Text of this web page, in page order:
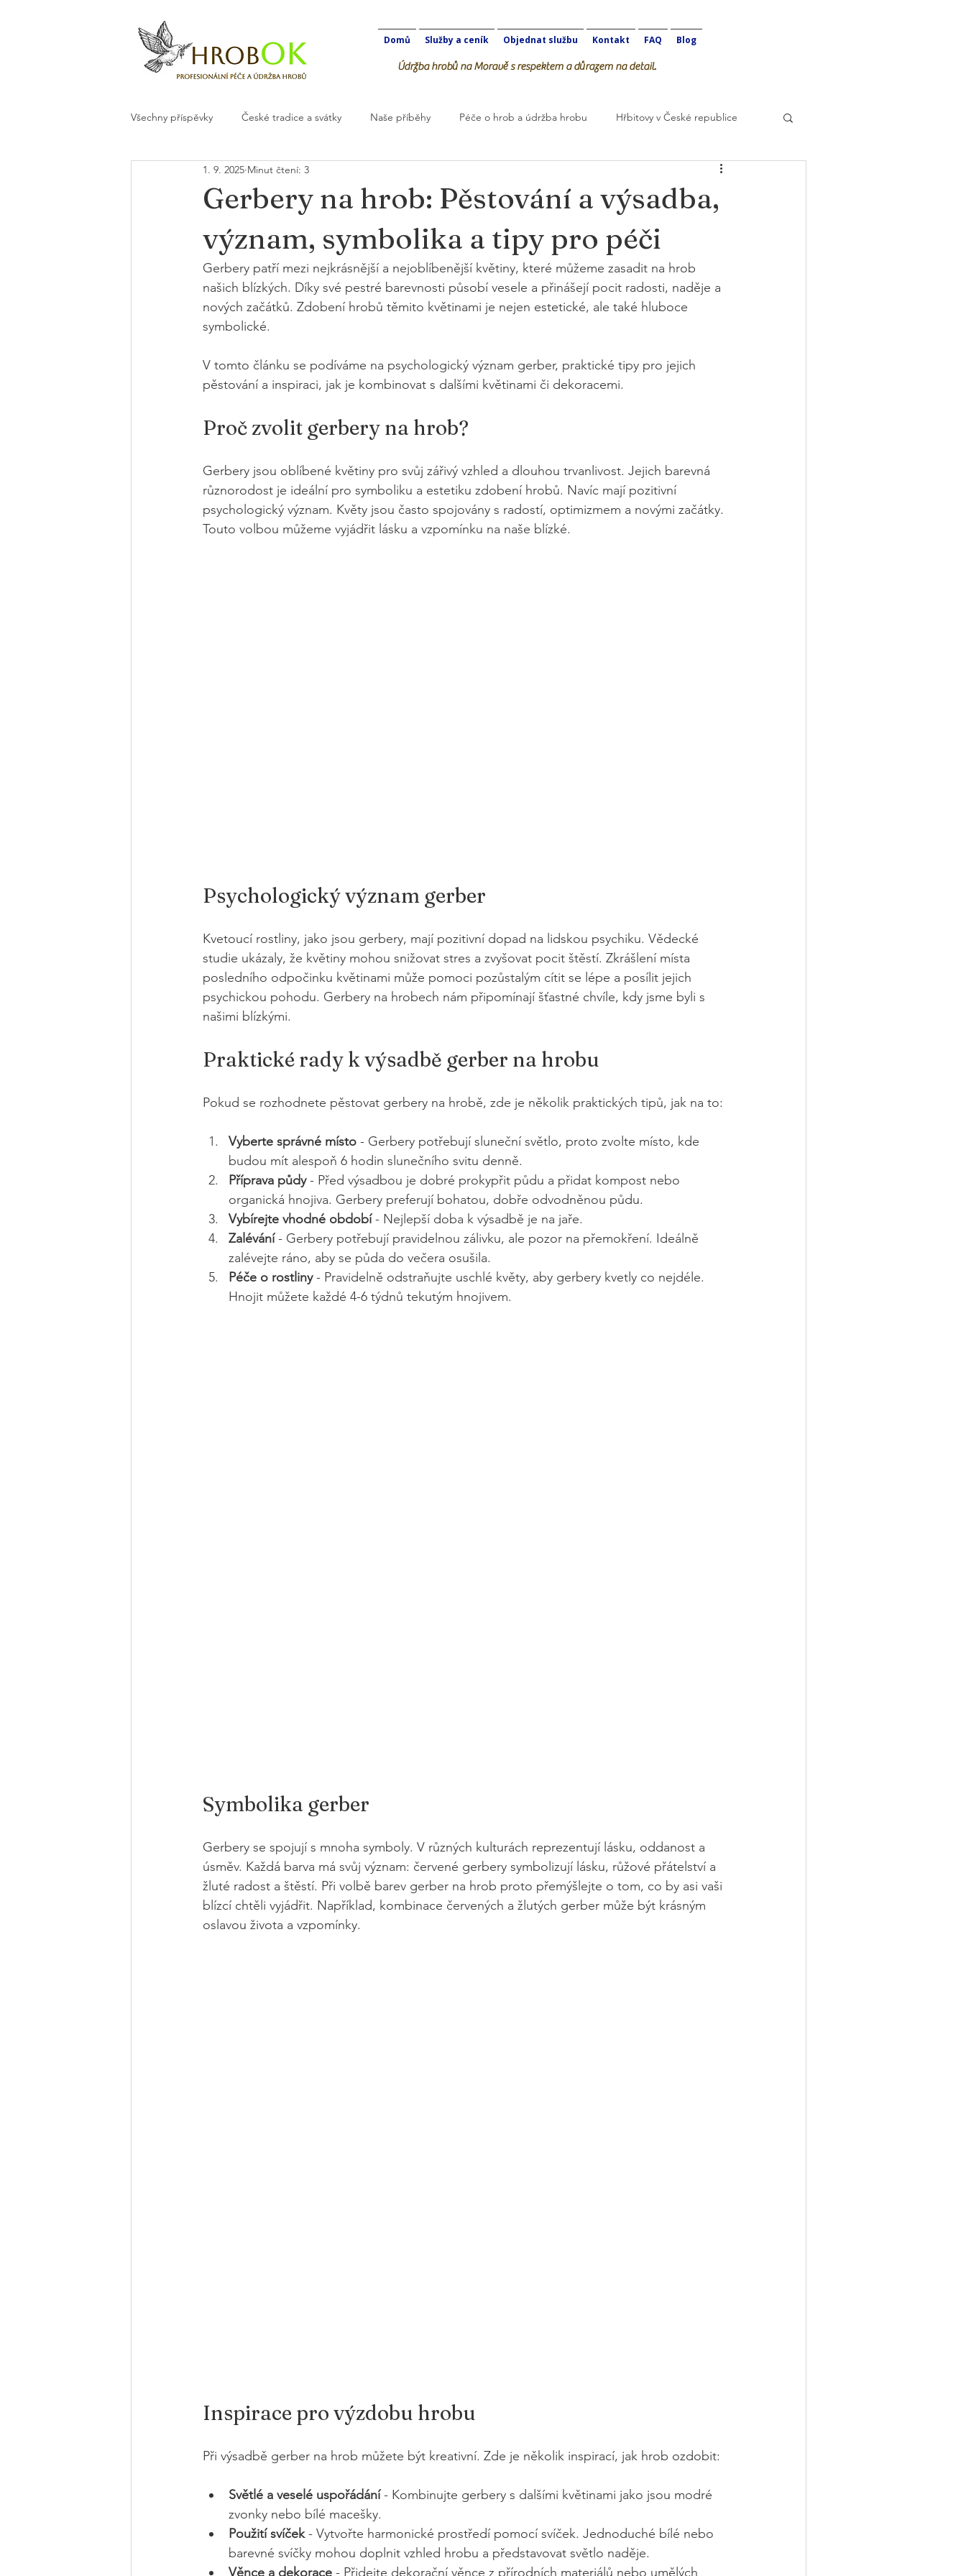
Domů Služby a ceník Objednat službu Kontakt FAQ Blog
Údržba hrobů na Moravě s respektem a důrazem na detail.
Všechny příspěvky České tradice a svátky Naše příběhy Péče o hrob a údržba hrobu Hřbitovy v České republice
Květiny a dekorace na hrob
Gerbery na hrob: Pěstování a výsadba,
význam, symbolika a tipy pro péči
1. 9. 2025 Minut čtení: 3
Gerbery patří mezi nejkrásnější a nejoblíbenější květiny, které můžeme zasadit na hrob
našich blízkých. Díky své pestré barevnosti působí vesele a přinášejí pocit radosti, naděje a
nových začátků. Zdobení hrobů těmito květinami je nejen estetické, ale také hluboce
symbolické.
V tomto článku se podíváme na psychologický význam gerber, praktické tipy pro jejich
pěstování a inspiraci, jak je kombinovat s dalšími květinami či dekoracemi.
Proč zvolit gerbery na hrob?
Gerbery jsou oblíbené květiny pro svůj zářivý vzhled a dlouhou trvanlivost. Jejich barevná
různorodost je ideální pro symboliku a estetiku zdobení hrobů. Navíc mají pozitivní
psychologický význam. Květy jsou často spojovány s radostí, optimizmem a novými začátky.
Touto volbou můžeme vyjádřit lásku a vzpomínku na naše blízké.
Psychologický význam gerber
Kvetoucí rostliny, jako jsou gerbery, mají pozitivní dopad na lidskou psychiku. Vědecké
studie ukázaly, že květiny mohou snižovat stres a zvyšovat pocit štěstí. Zkrášlení místa
posledního odpočinku květinami může pomoci pozůstalým cítit se lépe a posílit jejich
psychickou pohodu. Gerbery na hrobech nám připomínají šťastné chvíle, kdy jsme byli s
našimi blízkými.
Praktické rady k výsadbě gerber na hrobu
Pokud se rozhodnete pěstovat gerbery na hrobě, zde je několik praktických tipů, jak na to:
Vyberte správné místo - Gerbery potřebují sluneční světlo, proto zvolte místo, kde
budou mít alespoň 6 hodin slunečního svitu denně.
Příprava půdy - Před výsadbou je dobré prokypřit půdu a přidat kompost nebo
organická hnojiva. Gerbery preferují bohatou, dobře odvodněnou půdu.
Vybírejte vhodné období - Nejlepší doba k výsadbě je na jaře.
Zalévání - Gerbery potřebují pravidelnou zálivku, ale pozor na přemokření. Ideálně
zalévejte ráno, aby se půda do večera osušila.
Péče o rostliny - Pravidelně odstraňujte uschlé květy, aby gerbery kvetly co nejdéle.
Hnojit můžete každé 4-6 týdnů tekutým hnojivem.
Symbolika gerber
Gerbery se spojují s mnoha symboly. V různých kulturách reprezentují lásku, oddanost a
úsměv. Každá barva má svůj význam: červené gerbery symbolizují lásku, růžové přátelství a
žluté radost a štěstí. Při volbě barev gerber na hrob proto přemýšlejte o tom, co by asi vaši
blízcí chtěli vyjádřit. Například, kombinace červených a žlutých gerber může být krásným
oslavou života a vzpomínky.
Inspirace pro výzdobu hrobu
Při výsadbě gerber na hrob můžete být kreativní. Zde je několik inspirací, jak hrob ozdobit:
Světlé a veselé uspořádání - Kombinujte gerbery s dalšími květinami jako jsou modré
zvonky nebo bílé macešky.
Použití svíček - Vytvořte harmonické prostředí pomocí svíček. Jednoduché bílé nebo
barevné svíčky mohou doplnit vzhled hrobu a představovat světlo naděje.
Věnce a dekorace - Přidejte dekorační věnce z přírodních materiálů nebo umělých